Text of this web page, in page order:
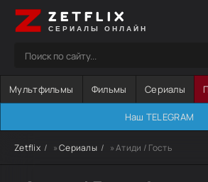
ZETFLIX
СЕРИАЛЫ ОНЛАЙН
Мультфильмы Фильмы Сериалы
Наш TELEGRAM
Zetflix »Сериалы » Атиди / Гость